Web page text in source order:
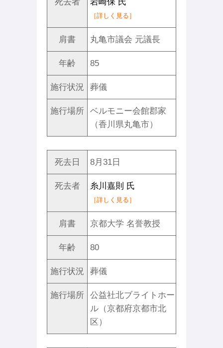
［詳しく見る］
肩書 丸亀市議会 元議長
年齢 85
施行状況 葬儀
施行場所
ベルモニー会館郡家
（香川県丸亀市）
死去日 8月31日
死去者 糸川嘉則 氏
［詳しく見る］
肩書 京都大学 名誉教授
年齢 80
施行状況 葬儀
施行場所
公益社北ブライトホー
ル（京都府京都市北
区）